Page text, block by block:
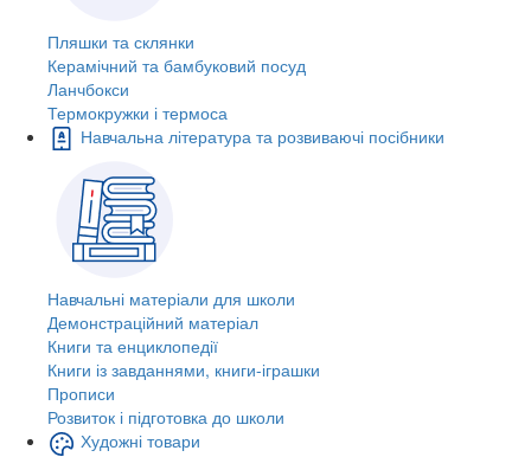
Пляшки та склянки
Керамічний та бамбуковий посуд
Ланчбокси
Термокружки і термоса
Навчальна література та розвиваючі посібники
Навчальні матеріали для школи
Демонстраційний матеріал
Книги та енциклопедії
Книги із завданнями, книги-іграшки
Прописи
Розвиток і підготовка до школи
Художні товари